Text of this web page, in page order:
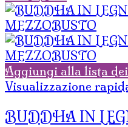
Aggiungi alla lista
Visualizzazione
BUDDHA IN